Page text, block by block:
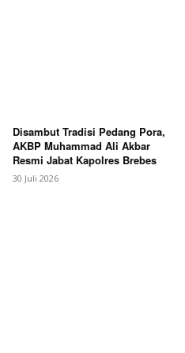
Disambut Tradisi Pedang Pora,
AKBP Muhammad Ali Akbar
Resmi Jabat Kapolres Brebes
30 Juli 2026